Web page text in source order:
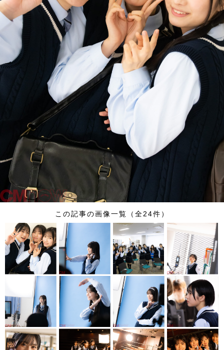
この記事の画像一覧（全24件）